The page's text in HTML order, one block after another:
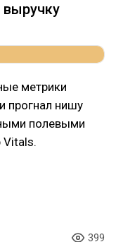
метрики
прогнал нишу
полевыми
Vitals.
399